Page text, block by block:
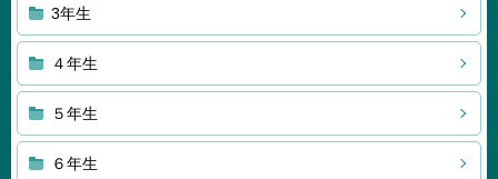
3年生
４年生
５年生
６年生